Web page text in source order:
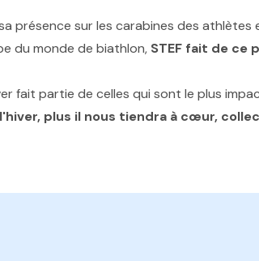
présence sur les carabines des
du monde de biathlon, STEF fait de ce
fait partie de celles qui sont le plus
plus il nous tiendra à cœur,